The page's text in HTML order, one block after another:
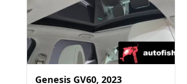
Genesis GV60, 2023